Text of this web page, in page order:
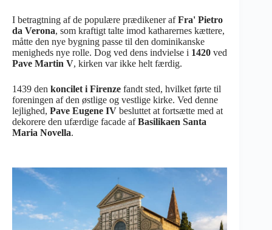
I betragtning af de populære prædikener afFra' Pietro
da Verona, som kraftigt talte imod katharernes kættere,
måtte den nye bygning passe til den dominikanske
menigheds nye rolle. Dog ved dens indvielse i 1420 ved
Pave Martin V, kirken var ikke helt færdig.
1439 den koncilet i Firenze fandt sted, hvilket førte til
foreningen af den østlige og vestlige kirke. Ved denne
lejlighed, Pave Eugene IV besluttet at fortsætte med at
dekorere den ufærdige facade afBasilikaen Santa
Maria Novella.